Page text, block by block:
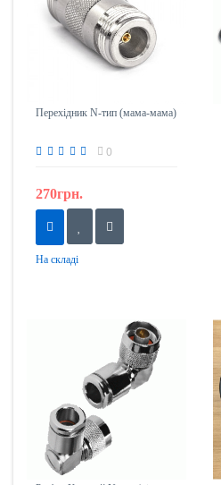
Перехідник N-тип (мама-мама)
0
270грн.
На складі